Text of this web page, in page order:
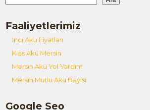
Faaliyetlerimiz
İnci Akü Fiyatları
Klas Akü Mersin
Mersin Akü Yol Yardım
Mersin Mutlu Akü Bayisi
Google Seo